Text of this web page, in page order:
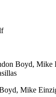
Boyd, Mike
Mike